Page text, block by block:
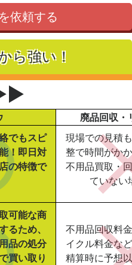
依頼する
ら強い！
廃品回収・
でもスピ
！即日対
の特徴で
現場での見積
整で時間がか
不用品買取・
ていない
可能な商
るため、
品の処分
買い取り
不用品回収料
イクル料金な
精算時に予想